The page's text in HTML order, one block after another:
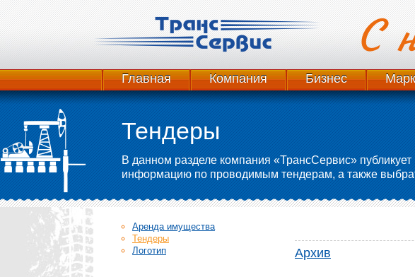
Главная Компания Бизнес
Тендеры
В данном разделе компания «ТрансСервис»
информацию по проводимым тендерам, а также
Аренда имущества
Тендеры
Логотип
Архив